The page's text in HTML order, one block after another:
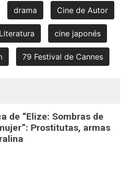
drama Cine de Autor
Literatura cine japonés
79 Festival de Cannes
de “Elize: Sombras de
Prostitutas, armas